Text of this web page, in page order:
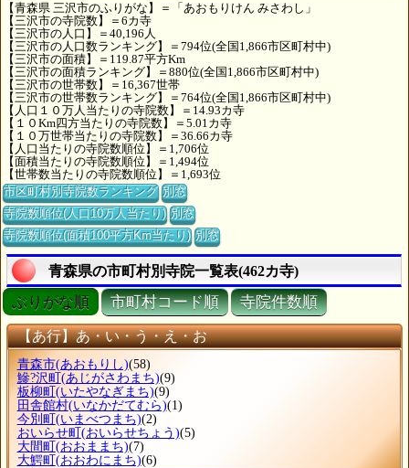
【青森県 三沢市のふりがな】＝「あおもりけん みさわし」
【三沢市の寺院数】＝6カ寺
【三沢市の人口】＝40,196人
【三沢市の人口数ランキング】＝794位(全国1,866市区町村中)
【三沢市の面積】＝119.87平方Km
【三沢市の面積ランキング】＝880位(全国1,866市区町村中)
【三沢市の世帯数】＝16,367世帯
【三沢市の世帯数ランキング】＝764位(全国1,866市区町村中)
【人口１０万人当たりの寺院数】＝14.93カ寺
【１０Km四方当たりの寺院数】＝5.01カ寺
【１０万世帯当たりの寺院数】＝36.66カ寺
【人口当たりの寺院数順位】＝1,706位
【面積当たりの寺院数順位】＝1,494位
【世帯数当たりの寺院数順位】＝1,693位
市区町村別寺院数ランキング 別窓
寺院数順位(人口10万人当たり) 別窓
寺院数順位(面積100平方Km当たり) 別窓
青森県の市町村別寺院一覧表(462カ寺)
ぶりがな順 市町村コード順 寺院件数順
【あ行】あ・い・う・え・お
青森市(あおもりし)(58)
鰺?沢町 (あじがさわまち)(9)
板柳町 (いたやなぎまち)(9)
田舎館村(いなかだてむら)(1)
今別町 (いまべつまち)(2)
おいらせ町 (おいらせちょう)(5)
大間町 (おおままち)(7)
大鰐町 (おおわにまち)(6)